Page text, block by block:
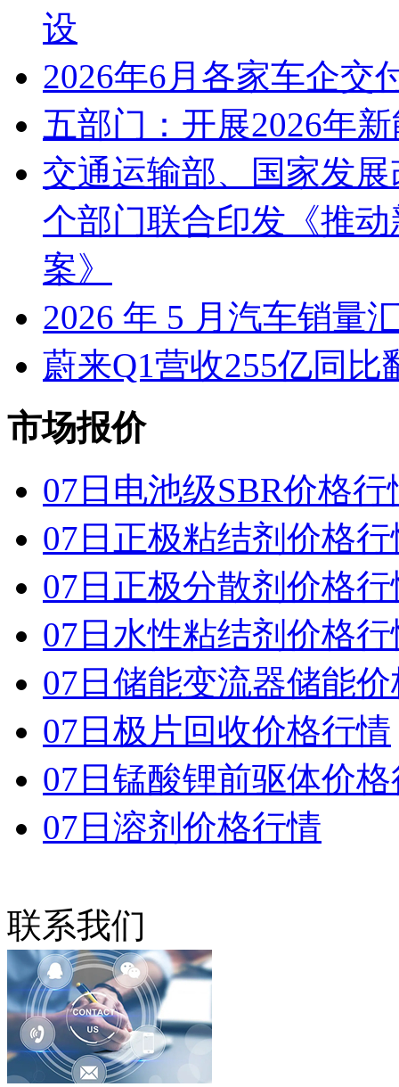
设
2026年6月各家车企交
五部门：开展2026年
交通运输部、国家发
个部门联合印发《推
案》
2026 年 5 月汽车销量
蔚来Q1营收255亿同
市场报价
07日电池级SBR价格行
07日正极粘结剂价格行
07日正极分散剂价格行
07日水性粘结剂价格行
07日储能变流器储能
07日极片回收价格行情
07日锰酸锂前驱体价
07日溶剂价格行情
联系我们